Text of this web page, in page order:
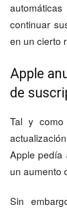
continuar
en un cierto
Apple
de
Tal y
Apple pedía
un aumento
Sin